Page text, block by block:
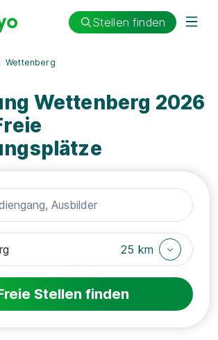
Stellen finden
Wettenberg
Wettenberg 2026
25 km
Stellen finden